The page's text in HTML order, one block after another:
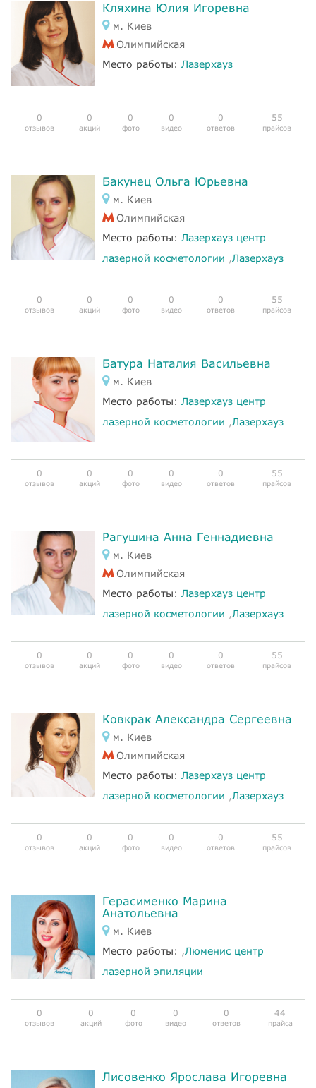
Кляхина Юлия Игоревна
м. Киев
Олимпийская
Место работы: Лазерхауз
0
отзывов
0
акций
0
фото
0
видео
0
ответов
55
прайсов
Бакунец Ольга Юрьевна
м. Киев
Олимпийская
Место работы: Лазерхауз центр
лазерной косметологии ,Лазерхауз
0
отзывов
0
акций
0
фото
0
видео
0
ответов
55
прайсов
Батура Наталия Васильевна
м. Киев
Место работы: Лазерхауз центр
лазерной косметологии ,Лазерхауз
0
отзывов
0
акций
0
фото
0
видео
0
ответов
55
прайсов
Рагушина Анна Геннадиевна
м. Киев
Олимпийская
Место работы: Лазерхауз центр
лазерной косметологии ,Лазерхауз
0
отзывов
0
акций
0
фото
0
видео
0
ответов
55
прайсов
Ковкрак Александра Сергеевна
м. Киев
Олимпийская
Место работы: Лазерхауз центр
лазерной косметологии ,Лазерхауз
0
отзывов
0
акций
0
фото
0
видео
0
ответов
55
прайсов
Герасименко Марина
Анатольевна
м. Киев
Место работы: ,Люменис центр
лазерной эпиляции
0
отзывов
0
акций
0
фото
0
видео
0
ответов
44
прайса
Лисовенко Ярослава Игоревна